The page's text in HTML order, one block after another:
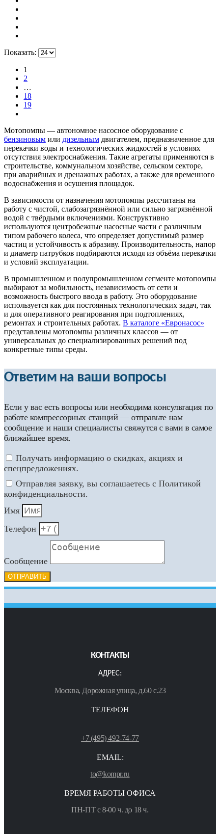
Показать:
1
2
…
18
19
Мотопомпы — автономное насосное оборудование с
бензиновым или дизельным двигателем, предназначенное для
перекачки воды и технологических жидкостей в условиях
отсутствия электроснабжения. Такие агрегаты применяются в
строительстве, коммунальном хозяйстве, сельском секторе,
при аварийных и дренажных работах, а также для временного
водоснабжения и осушения площадок.
В зависимости от назначения мотопомпы рассчитаны на
работу с чистой, слабозагрязнённой или сильно загрязнённой
водой с твёрдыми включениями. Конструктивно
используются центробежные насосные части с различным
типом рабочего колеса, что определяет допустимый размер
частиц и устойчивость к абразиву. Производительность, напор
и диаметр патрубков подбираются исходя из объёма перекачки
и условий эксплуатации.
В промышленном и полупромышленном сегменте мотопомпы
выбирают за мобильность, независимость от сети и
возможность быстрого ввода в работу. Это оборудование
используется как для постоянных технологических задач, так
и для оперативного реагирования при подтоплениях,
ремонтах и строительных работах. В каталоге «Евронасос»
представлены мотопомпы различных классов — от
универсальных до специализированных решений под
конкретные типы среды.
Ответим на ваши вопросы
Если у вас есть вопросы или необходима консультация по
работе компрессорных станций — отправьте нам
сообщение и наши специалисты свяжутся с вами в самое
ближайшее время.
Получать информацию о скидках, акциях и
спецпредложениях.
Отправляя заявку, вы соглашаетесь с Политикой
конфиденциальности.
Имя
Телефон
Сообщение
ОТПРАВИТЬ
КОНТАКТЫ
АДРЕС:
Москва, Дорожная улица, д.60 с.23
ТЕЛЕФОН
+7 (495) 492-74-77
EMAIL:
to@kompr.ru
ВРЕМЯ РАБОТЫ ОФИСА
ПН-ПТ с 8-00 ч. до 18 ч.